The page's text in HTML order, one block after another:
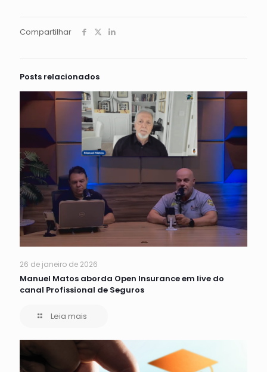
Compartilhar
Posts relacionados
26 de janeiro de 2026
Manuel Matos aborda Open Insurance em live do
canal Profissional de Seguros
Leia mais